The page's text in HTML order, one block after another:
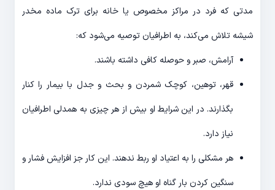
مدتی که فرد در مراکز مخصوص یا خانه برای ترک ماده مخدر
شیشه تلاش می‌کند، به اطرافیان توصیه می‌شود که:
آرامش، صبر و حوصله کافی داشته باشند.
قهر، توهین، کوچک شمردن و بحث و جدل با بیمار را کنار
بگذارند. در این شرایط او بیش از هر چیزی به همدلی اطرافیان
نیاز دارد.
هر مشکلی را به اعتیاد او ربط ندهند. این کار جز افزایش فشار و
سنگین کردن بار گناه او هیچ سودی ندارد.